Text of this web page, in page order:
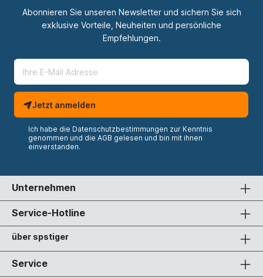
Abonnieren Sie unseren Newsletter und sichern Sie sich
exklusive Vorteile, Neuheiten und persönliche
Empfehlungen.
Jetzt anmelden
Ich habe die Datenschutzbestimmungen zur Kenntnis
genommen und die AGB gelesen und bin mit ihnen
einverstanden.
Unternehmen
Service-Hotline
über spstiger
Service